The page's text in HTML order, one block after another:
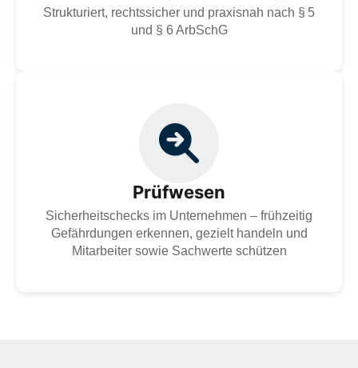
Strukturiert, rechtssicher und praxisnah nach § 5
und § 6 ArbSchG
Zur Dienstleistung
Prüfwesen
Sicherheitschecks im Unternehmen – frühzeitig
Gefährdungen erkennen, gezielt handeln und
Mitarbeiter sowie Sachwerte schützen
Wie hoch ist die Sicherheitslage in Ihrem Unternehmen?
Wir unterstützen Sie dabei, potenzielle Gefährdungen
frühzeitig zu identifizieren und gezielte Maßnahmen zu
Zur Dienstleistung